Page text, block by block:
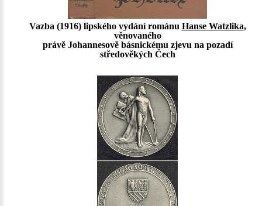
Vazba (1916) lipského vydání románu Hanse Watzlika,
věnovaného
právě Johannesově básnickému zjevu na pozadí
středověkých Čech